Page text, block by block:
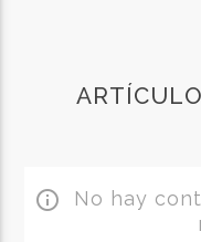
info_outline No hay